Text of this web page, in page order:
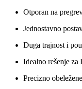
Otporan na
Jednostavno
Duga trajnost i
Idealno rešenje
Precizno